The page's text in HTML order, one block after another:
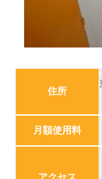
住所
月額使用料